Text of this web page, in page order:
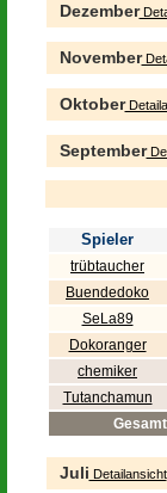
Dezember
November
Oktober
September
Spieler
trübtaucher
Buendedoko
SeLa89
Dokoranger
chemiker
Tutanchamun
Gesamt
Juli Detailansicht